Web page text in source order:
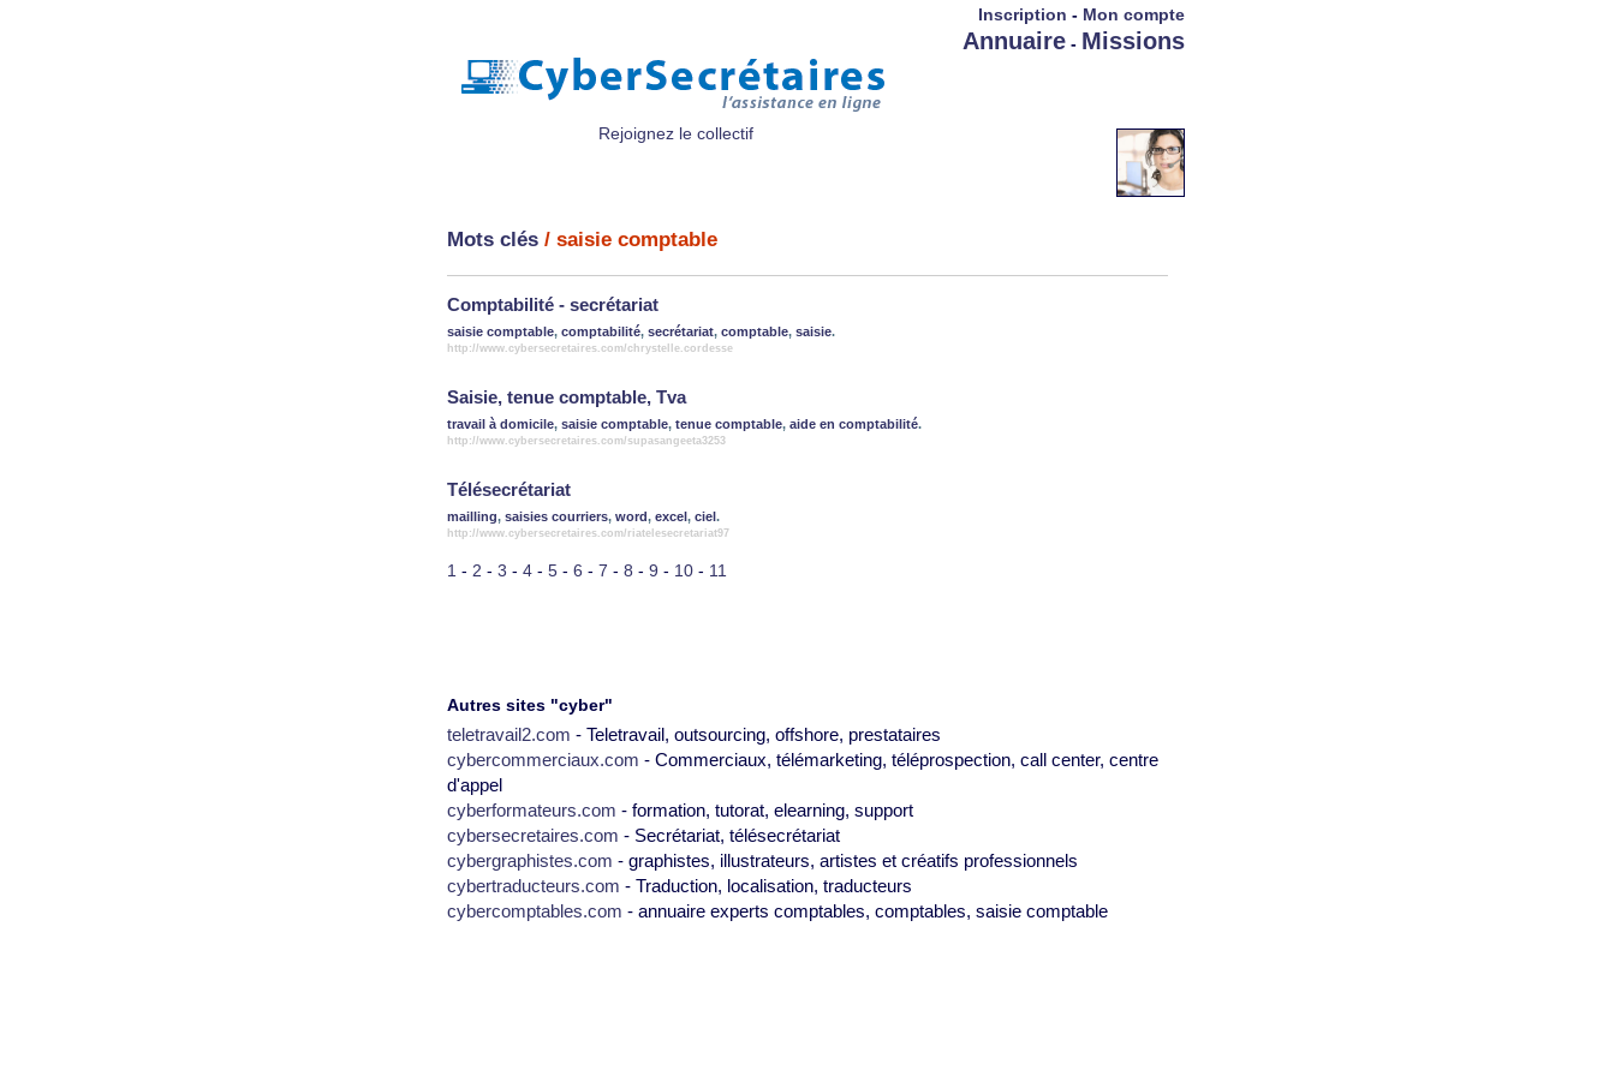
Rejoignez le collectif
Inscription - Mon compte
Annuaire - Missions
Mots clés / saisie comptable
Comptabilité - secrétariat
saisie comptable, comptabilité, secrétariat, comptable, saisie.
http://www.cybersecretaires.com/chrystelle.cordesse
Saisie, tenue comptable, Tva
travail à domicile, saisie comptable, tenue comptable, aide en comptabilité.
http://www.cybersecretaires.com/supasangeeta3253
Télésecrétariat
mailling, saisies courriers, word, excel, ciel.
http://www.cybersecretaires.com/riatelesecretariat97
1 - 2 - 3 - 4 - 5 - 6 - 7 - 8 - 9 - 10 - 11
Autres sites "cyber"
teletravail2.com - Teletravail, outsourcing, offshore, prestataires
cybercommerciaux.com - Commerciaux, télémarketing, téléprospection, call center, centre
d'appel
cyberformateurs.com - formation, tutorat, elearning, support
cybersecretaires.com - Secrétariat, télésecrétariat
cybergraphistes.com - graphistes, illustrateurs, artistes et créatifs professionnels
cybertraducteurs.com - Traduction, localisation, traducteurs
cybercomptables.com - annuaire experts comptables, comptables, saisie comptable